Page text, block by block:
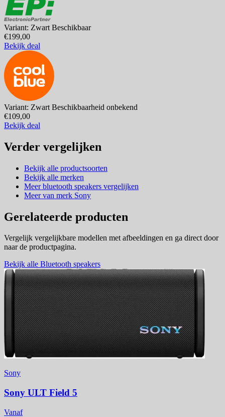
Variant: Zwart Beschikbaar
€199,00
Bekijk deal
Variant: Zwart Beschikbaarheid onbekend
€109,00
Bekijk deal
Verder vergelijken
Bekijk alle productsoorten
Bekijk alle merken
Meer bluetooth speakers vergelijken
Meer van merk Sony
Gerelateerde producten
Vergelijk vergelijkbare modellen met afbeeldingen en ga direct door
naar de productpagina.
Bekijk alle Bluetooth speakers
Sony
Sony ULT Field 5
Vanaf